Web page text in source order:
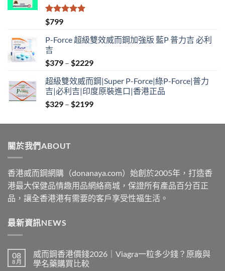
評分
滿分 5
$799
P-Force 超級雙效威而鋼加強版 藍P 普力吉 必利
吉
$379 – $2229Price
$379
through
$2229
超級雙效威而鋼|Super P-Force|綠P-Force|普力
吉|必利吉|印度原裝進口|香港正品
$329 – $2199Price
$329
關於我們ABOUT
香港威而鋼網購（donanaya.com）始創於2005年，打造香
港最大保健品情趣用品網絡商城，保證所有產品百分百正
品，讓全香港港有需要的客戶享受性福生活。
最新資訊NEWS
08
8 月
威而鋼香港價錢2026｜Viagra一粒多少錢？原廠與
學名藥購買比較